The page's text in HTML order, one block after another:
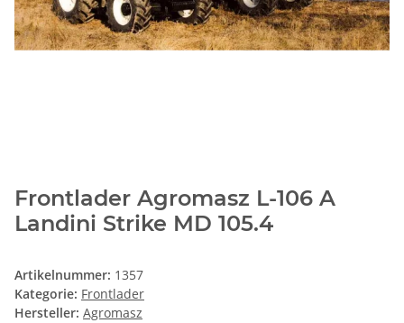
Frontlader Agromasz L-106 A
Landini Strike MD 105.4
Artikelnummer: 1357
Kategorie: Frontlader
Hersteller: Agromasz